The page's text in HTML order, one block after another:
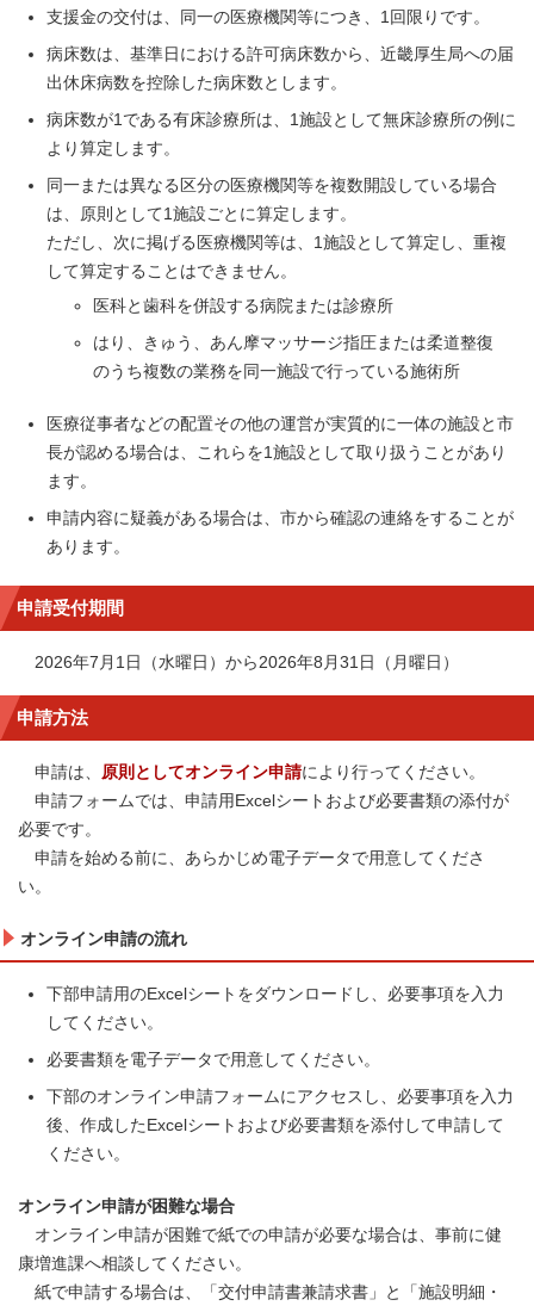
支援金の交付は、同一の医療機関等につき、1回限りです。
病床数は、基準日における許可病床数から、近畿厚生局への届
出休床病数を控除した病床数とします。
病床数が1である有床診療所は、1施設として無床診療所の例に
より算定します。
同一または異なる区分の医療機関等を複数開設している場合
は、原則として1施設ごとに算定します。
ただし、次に掲げる医療機関等は、1施設として算定し、重複
して算定することはできません。
医科と歯科を併設する病院または診療所
はり、きゅう、あん摩マッサージ指圧または柔道整復
のうち複数の業務を同一施設で行っている施術所
医療従事者などの配置その他の運営が実質的に一体の施設と市
長が認める場合は、これらを1施設として取り扱うことがあり
ます。
申請内容に疑義がある場合は、市から確認の連絡をすることが
あります。
申請受付期間
2026年7月1日（水曜日）から2026年8月31日（月曜日）
申請方法
申請は、 原則としてオンライン申請により行ってください。
申請フォームでは、申請用Excelシートおよび必要書類の添付が
必要です。
申請を始める前に、あらかじめ電子データで用意してくださ
い。
オンライン申請の流れ
下部申請用のExcelシートをダウンロードし、必要事項を入力
してください。
必要書類を電子データで用意してください。
下部のオンライン申請フォームにアクセスし、必要事項を入力
後、作成したExcelシートおよび必要書類を添付して申請して
ください。
オンライン申請が困難な場合
オンライン申請が困難で紙での申請が必要な場合は、事前に健
康増進課へ相談してください。
紙で申請する場合は、「交付申請書兼請求書」と「施設明細・